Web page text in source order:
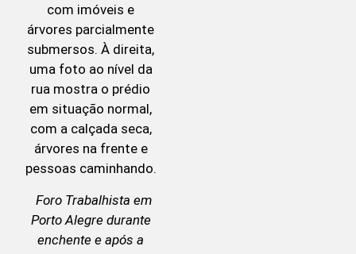
Foro Trabalhista em
Porto Alegre durante
enchente e após a